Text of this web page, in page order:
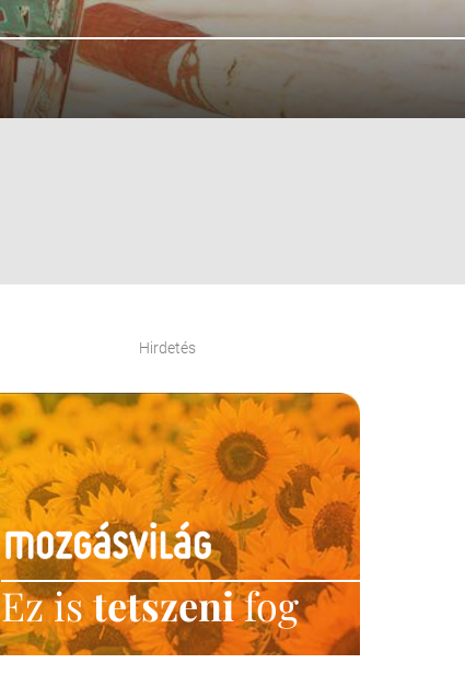
Hirdetés
Ez istetszenifog